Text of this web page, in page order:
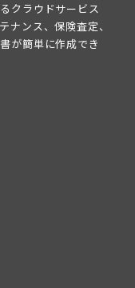
クラウドサービス
ナンス、保険査定、
が簡単に作成でき